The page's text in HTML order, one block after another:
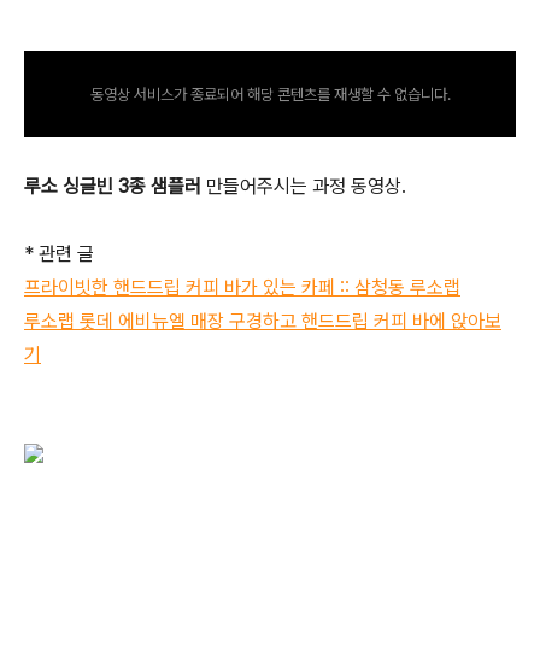
동영상 서비스가 종료되어 해당 콘텐츠를 재생할 수 없습니다.
루소 싱글빈 3종 샘플러 만들어주시는 과정 동영상.
* 관련 글
프라이빗한 핸드드립 커피 바가 있는 카페 :: 삼청동 루소랩
루소랩 롯데 에비뉴엘 매장 구경하고 핸드드립 커피 바에 앉아보
기